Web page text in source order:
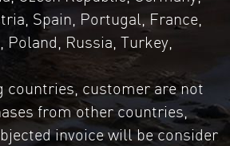
Spain, Portugal, France,
Poland, Russia, Turkey,
countries, customer are not
from other countries,
invoice will be consider